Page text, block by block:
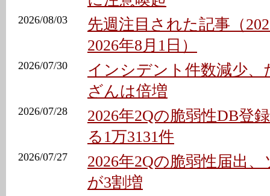
2026/08/03
先週注目された記事（
2026年8月1日）
2026/07/30
インシデント件数減少
ざんは倍増
2026/07/28
2026年2Qの脆弱性DB登
る1万3131件
2026/07/27
2026年2Qの脆弱性届出
が3割増